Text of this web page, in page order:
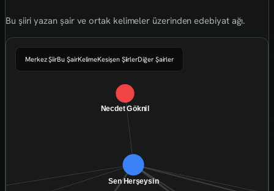
Bu şiiri yazan şair ve ortak kelimeler üzerinden edebiyat ağı.
Merkez ŞiirBu ŞairKelimeKesişen ŞiirlerDiğer Şairler